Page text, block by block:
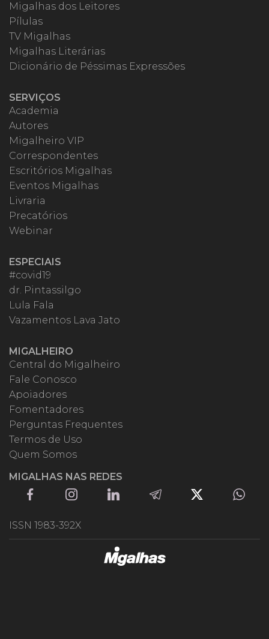
Migalhas dos Leitores
Pílulas
TV Migalhas
Migalhas Literárias
Dicionário de Péssimas Expressões
SERVIÇOS
Academia
Autores
Migalheiro VIP
Correspondentes
Escritórios Migalhas
Eventos Migalhas
Livraria
Precatórios
Webinar
ESPECIAIS
#covid19
dr. Pintassilgo
Lula Fala
Vazamentos Lava Jato
MIGALHEIRO
Central do Migalheiro
Fale Conosco
Apoiadores
Fomentadores
Perguntas Frequentes
Termos de Uso
Quem Somos
MIGALHAS NAS REDES
ISSN 1983-392X